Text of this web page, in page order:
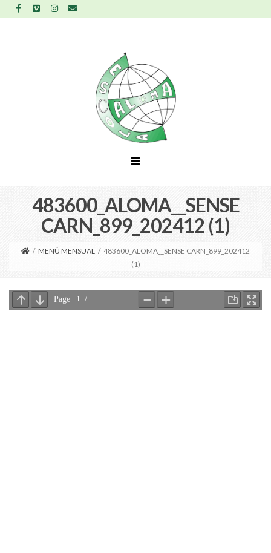
483600_ALOMA__SENSE
CARN_899_202412 (1)
/ MENÚ MENSUAL / 483600_ALOMA__SENSE CARN_899_202412
(1)